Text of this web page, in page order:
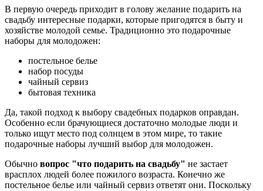
В первую очередь приходит в голову желание подарить на
свадьбу интересные подарки, которые пригодятся в быту и
хозяйстве молодой семье. Традиционно это подарочные
наборы для молодожен:
постельное белье
набор посуды
чайный сервиз
бытовая техника
Да, такой подход к выбору свадебных подарков оправдан.
Особенно если брачующиеся достаточно молодые люди и
только ищут место под солнцем в этом мире, то такие
подарочные наборы лучший выбор для молодожен.
Обычно вопрос "что подарить на свадьбу" не застает
врасплох людей более пожилого возраста. Конечно же
постельное белье или чайный сервиз ответят они. Поскольку